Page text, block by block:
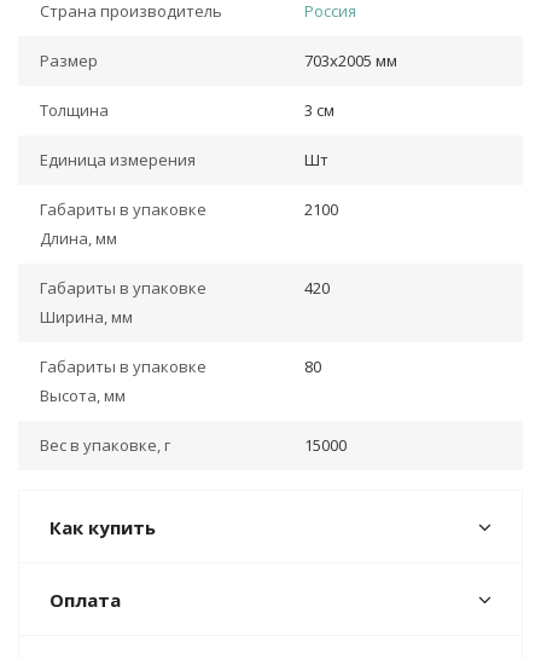
Страна производитель Россия
Размер 703х2005 мм
Толщина 3 см
Единица измерения Шт
Габариты в упаковке
Длина, мм
2100
Габариты в упаковке
Ширина, мм
420
Габариты в упаковке
Высота, мм
80
Вес в упаковке, г 15000
Как купить
Оплата